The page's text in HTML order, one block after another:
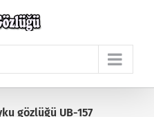
gözlüğü UB-157